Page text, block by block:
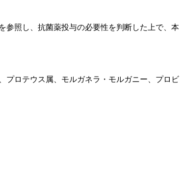
参照し、抗菌薬投与の必要性を判断した上で、本
プロテウス属、モルガネラ・モルガニー、プロビ